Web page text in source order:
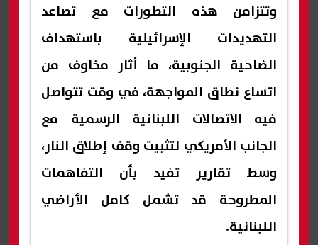
وتتزامن هذه التطورات مع تصاعد
التهديدات الإسرائيلية باستهداف
الضاحية الجنوبية، ما أثار مخاوف من
اتساع نطاق المواجهة، في وقت تتواصل
فيه الاتصالات اللبنانية الرسمية مع
الجانب الأمريكي لتثبيت وقف إطلاق النار،
وسط تقارير تفيد بأن التفاهمات
المطروحة قد تشمل كامل الأراضي
اللبنانية.